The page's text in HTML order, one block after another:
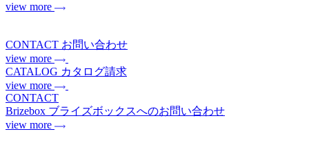
view more
CONTACT お問い合わせ
view more
CATALOG カタログ請求
view more
CONTACT
Brizebox ブライズボックスへのお問い合わせ
view more